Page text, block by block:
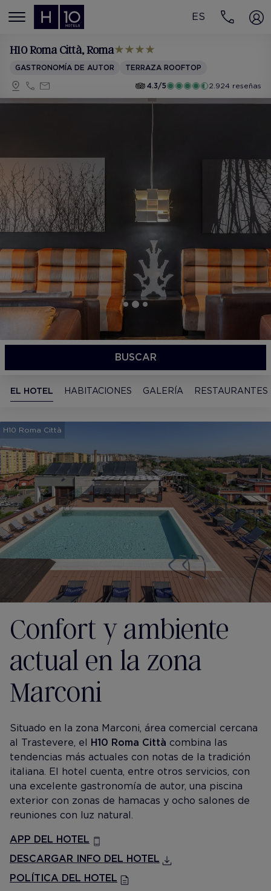
MENÚ
ES
H10 Roma Città, Roma
GASTRONOMÍA DE AUTOR
TERRAZA ROOFTOP
4.3/5
2.924 reseñas
BUSCAR
EL HOTEL HABITACIONES GALERÍA RESTAURANTES
H10 Roma Città
Confort y ambiente
actual en la zona
Marconi
Situado en la zona Marconi, área comercial cercana
al Trastevere, el H10 Roma Città combina las
tendencias más actuales con notas de la tradición
italiana. El hotel cuenta, entre otros servicios, con
una excelente gastronomía de autor, una piscina
exterior con zonas de hamacas y ocho salones de
reuniones con luz natural.
APP DEL HOTEL
DESCARGAR INFO DEL HOTEL
POLÍTICA DEL HOTEL